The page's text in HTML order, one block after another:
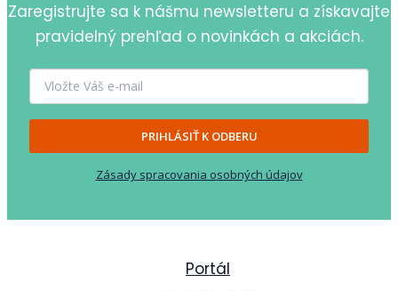
Zaregistrujte sa k nášmu newsletteru a získavajte
pravidelný prehľad o novinkách a akciách.
PRIHLÁSIŤ K ODBERU
Zásady spracovania osobných údajov
Portál